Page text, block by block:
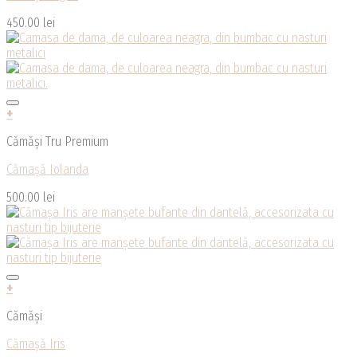
450.00 lei
+
Cămăși Tru Premium
Cămașă Iolanda
500.00 lei
+
Cămăși
Cămașă Iris